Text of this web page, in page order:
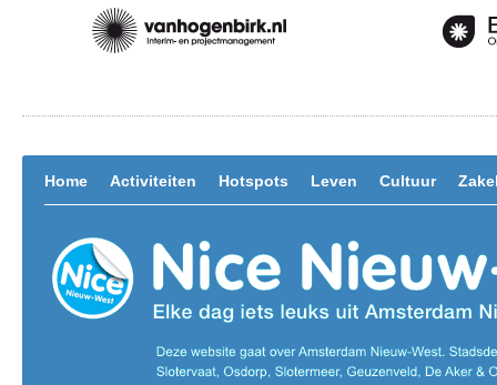
Home Activiteiten Hotspots Leven Cultuur